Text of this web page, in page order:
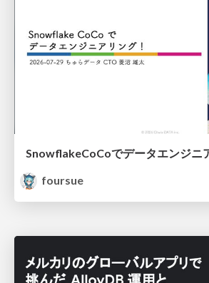
SnowflakeCoCoでデータエンジニ
foursue